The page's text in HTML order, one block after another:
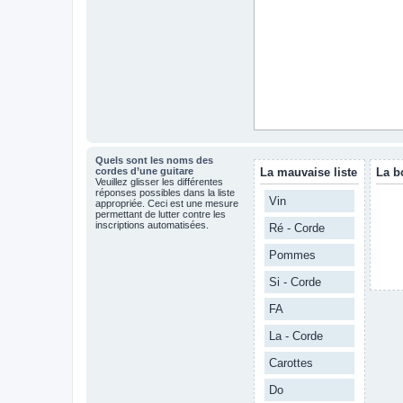
Quels sont les noms des
cordes d’une guitare
Veuillez glisser les différentes
réponses possibles dans la liste
appropriée. Ceci est une mesure
permettant de lutter contre les
inscriptions automatisées.
La mauvaise liste
Vin
Ré - Corde
Pommes
Si - Corde
FA
La - Corde
Carottes
Do
La